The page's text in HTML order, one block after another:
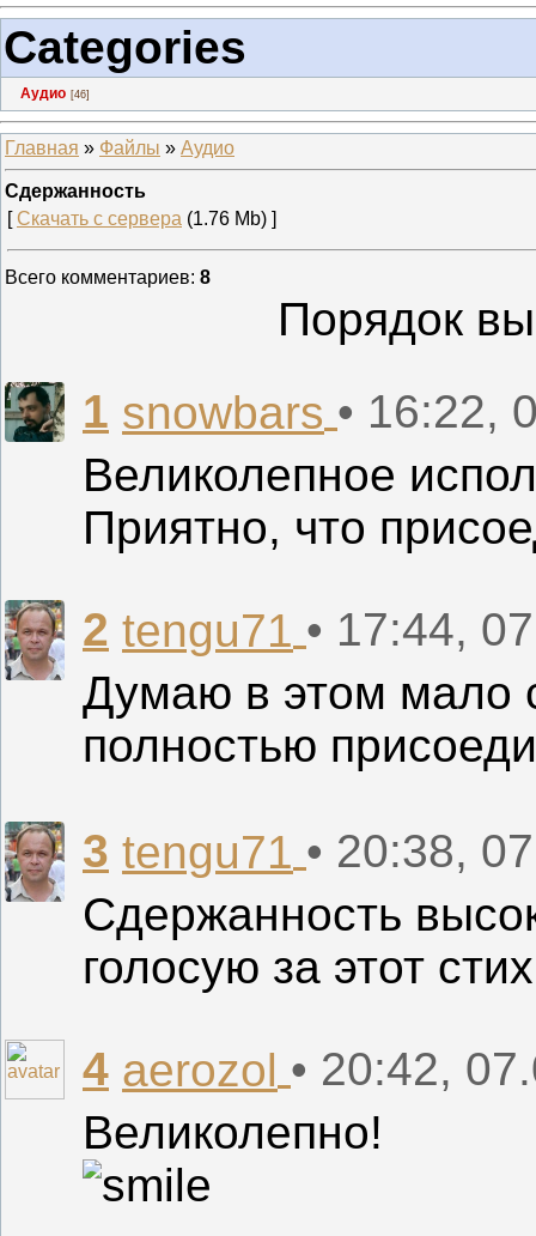
Categories
Аудио [46]
Главная » Файлы » Аудио
Сдержанность
[Скачать с сервера (1.76 Mb) ]
Всего комментариев: 8
Порядок
1 snowbars • 16:22,
Великолепное
Приятно, что
2 tengu71 • 17:44,
Думаю в этом мало
полностью
3 tengu71 • 20:38,
Сдержанность
голосую за этот
4 aerozol • 20:42,
Великолепно!